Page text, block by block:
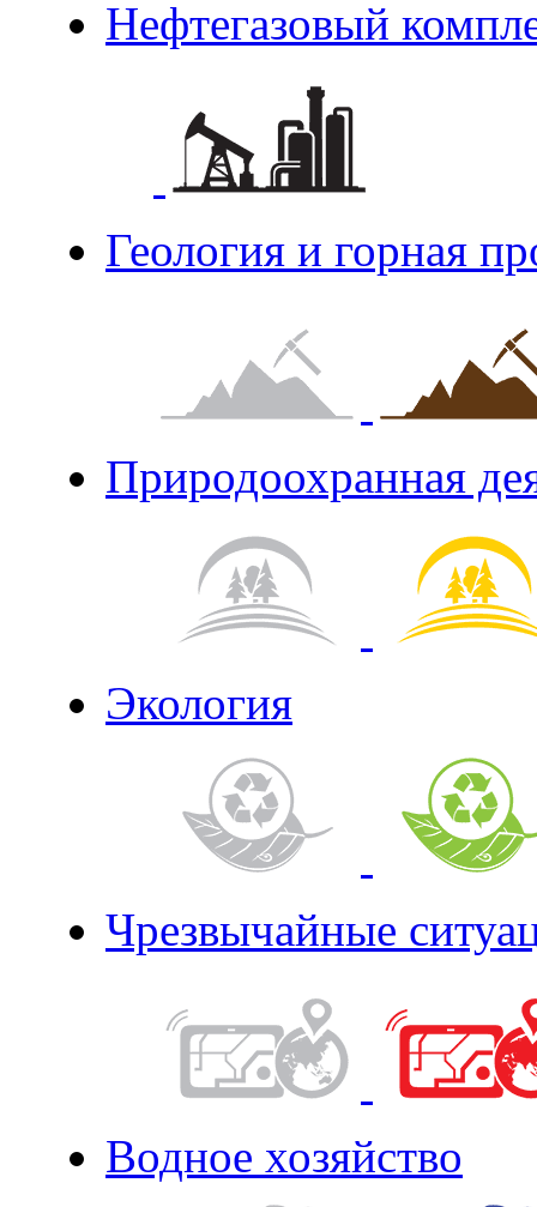
Нефтегазовый
Геология и горная
Природоохранная
Экология
Чрезвычайные
Водное хозяйство